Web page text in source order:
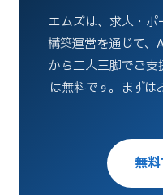
エムズは、求人・ポ
構築運営を通じて
から二人三脚でご支
は無料です。まず
無料